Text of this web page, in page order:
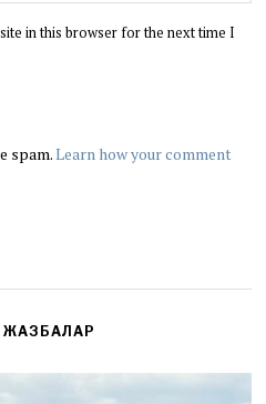
in this browser for the next time I
spam.Learn how your comment